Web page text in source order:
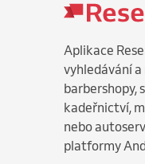
Aplikace
vyhledávání
barbershopy,
kadeřnictví,
nebo
platformy